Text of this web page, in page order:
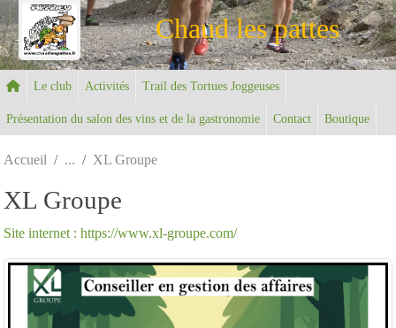
Chaud les pattes
Le club Activités Trail des Tortues Joggeuses
Présentation du salon des vins et de la gastronomie Contact Boutique
Accueil XL Groupe
XL Groupe
Site internet : https://www.xl-groupe.com/
Panneau de gestion des cookies